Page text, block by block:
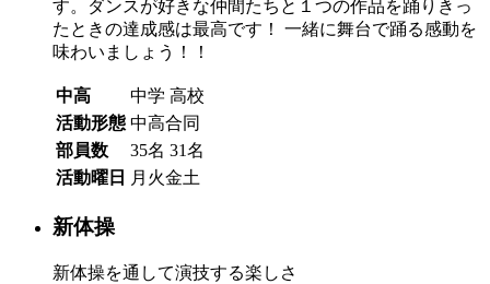
す。ダンスが好きな仲間たちと１つの作品を踊りきっ
たときの達成感は最高です！ 一緒に舞台で踊る感動を
味わいましょう！！
中高 中学 高校
活動形態 中高合同
部員数
35名 31名
活動曜日
月火金土
新体操
新体操を通して演技する楽しさ